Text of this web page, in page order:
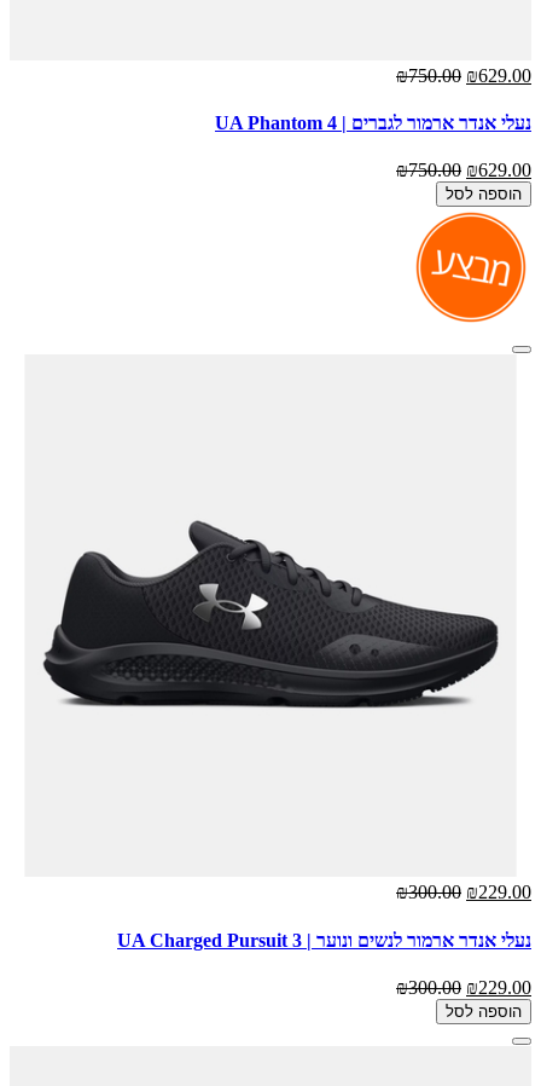
₪629.00
₪750.00
נעלי אנדר ארמור לגברים | UA Phantom 4
₪629.00
₪750.00
הוספה לסל
₪229.00
₪300.00
נעלי אנדר ארמור לנשים ונוער | UA Charged Pursuit 3
₪229.00
₪300.00
הוספה לסל